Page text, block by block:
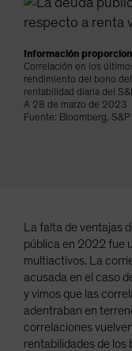
Singapore
South Korea -
Spain
Sweden
Switzerland
Taiwan - 台灣
Información
Correlación en los
rendimiento del bono
rentabilidad diaria del
A 28 de marzo de 2023
Fuente: Bloomberg,
La falta de ventajas
pública en 2022 fue
multiactivos. La
acusada en el caso
y vimos que las
adentraban en
correlaciones
rentabilidades de los